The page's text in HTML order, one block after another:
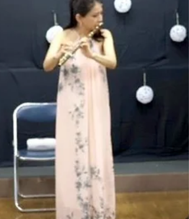
10月に入り、ようやく本格的な秋の風が感
られるようになってきましたね。後期の大
勤務も始まって、このシーズンの例年のペ
スに慣れてきたところです。 今年前半まで
の忙しさから、頭の中も徐々に整理できて
て、カンボジアのことを綴れる気持ちと時
が取れるようになりました。 ***** 今春の
ンボジア滞在のメインイベントは、なんと
ってもリサイタルでした。 2020年、予定さ
れていたイブラ財団のアジアツアーの中に
ンボジア公演も組み込まれていたのですが
コロナで中止となってしまいました。有り
いことに、その時と同じ現地主催団体から
招聘により今回のリサイタルが実現しまし